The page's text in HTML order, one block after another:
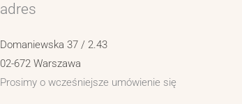
adres
Domaniewska 37 / 2.43
02-672 Warszawa
Prosimy o wcześniejsze umówienie się